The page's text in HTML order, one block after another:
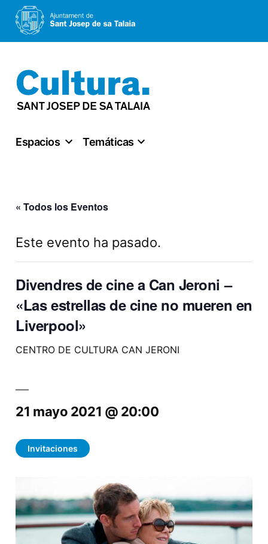
al
contenido
Espacios Temáticas
« Todos los Eventos
Este evento ha pasado.
Divendres de cine a Can Jeroni –
«Las estrellas de cine no mueren en
Liverpool»
CENTRO DE CULTURA CAN JERONI
21 mayo 2021 @ 20:00
Invitaciones